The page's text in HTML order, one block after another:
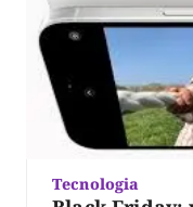
Tecnologia